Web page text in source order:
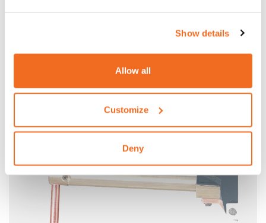
Show details
Allow all
Customize
Deny